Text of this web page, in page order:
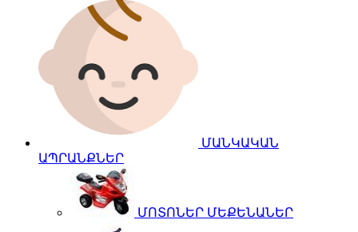
ՄԱՆԿԱԿԱՆ
ԱՊՐԱՆՔՆԵՐ
ՄՈՏՈՆԵՐ ՄԵՔԵՆԱՆԵՐ